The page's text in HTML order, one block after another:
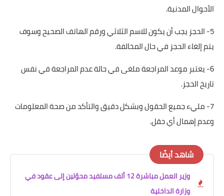
الأحوال المدنية.
5- الحجز يجب أن يكون للاسم الثلاثي ورقم الهاتف الصحيح وسوف
يتم إلغاء الحجز في حال المخالفة.
6- يعتبر موعد المراجعة ملغى في حالة عدم المراجعة في نفس
تاريخ الحجز.
7- مليء جميع الحقول وبشكل دقيق والتأكد من صحة المعلومات
وعدم إهمال أي حقل.
شاهد أيضًا
وزير العمل مباشرة 12 ألف مستفيد محوّلين إلى عقود في
وزارة الداخلية